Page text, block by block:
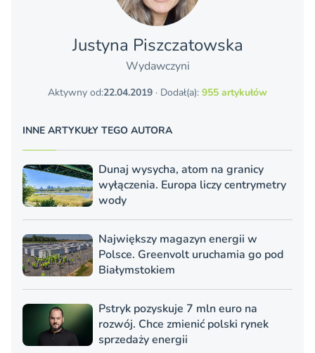
Justyna Piszczatowska
Wydawczyni
Aktywny od:22.04.2019 · Dodał(a): 955 artykułów
INNE ARTYKUŁY TEGO AUTORA
Dunaj wysycha, atom na granicy
wyłączenia. Europa liczy centrymetry
wody
Największy magazyn energii w
Polsce. Greenvolt uruchamia go pod
Białymstokiem
Pstryk pozyskuje 7 mln euro na
rozwój. Chce zmienić polski rynek
sprzedaży energii